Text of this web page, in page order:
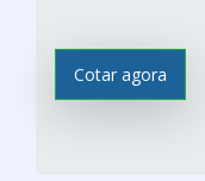
Cotar agora